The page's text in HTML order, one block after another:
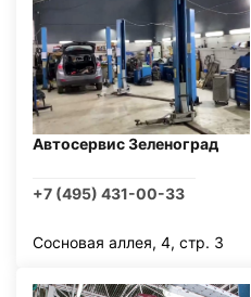
Автосервис Зеленоград
+7 (495) 431-00-33
Сосновая аллея, 4, стр. 3